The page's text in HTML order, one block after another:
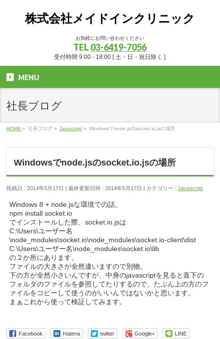
株式会社メイドインクリニック
お気軽にお問い合わせください
TEL 03-6419-7056
受付時間 9:00 - 18:00 [ 土・日・祝日除く ]
MENU
社長ブログ
HOME » 社長ブログ » Javascript » Windowsでnode.jsのsocket.io.jsの場所
Windowsでnode.jsのsocket.io.jsの場所
投稿日 : 2014年5月17日 最終更新日時 : 2014年5月17日 カテゴリー :Javascript
Windows 8 + node.jsな環境での話。
npm install socket.io
でインストールした際、socket.io.jsは
C:\Users\ユーザー名
\node_modules\socket.io\node_modules\socket.io-client\dist
C:\Users\ユーザー名\node_modules\socket.io\lib
の２か所にあります。
ファイルの大きさが全然違いますので別物。
下の方が全然小さいんですが、中身のjavascriptを見ると直下の
フォルダのファイルを参照してたりするので、たぶん上の方のフ
ァイルをコピーして使うのがいいんではないかと思います。
まぁこれから使って検証してみます。
Facebook Hatena twitter Google+ LINE